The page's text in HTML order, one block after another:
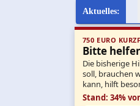
wieder versagt +++
750 EURO
Bitte
Die bisherige
soll, brauchen
kann, hilft
Stand: 34%